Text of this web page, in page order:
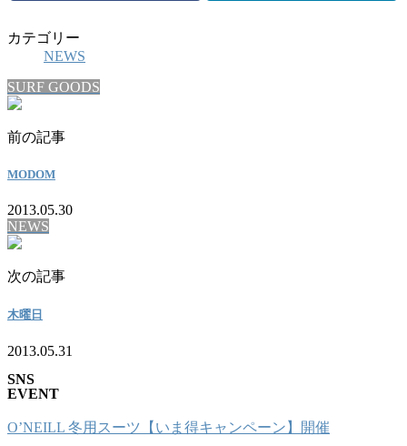
カテゴリー
NEWS
SURF GOODS
前の記事
MODOM
2013.05.30
NEWS
次の記事
木曜日
2013.05.31
SNS
EVENT
O’NEILL 冬用スーツ【いま得キャンペーン】開催